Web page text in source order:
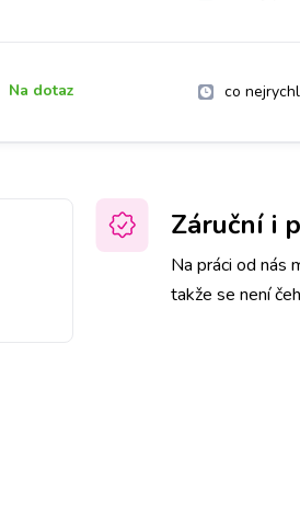
Na dotaz co
Záruční i
Na práci od nás
takže se není